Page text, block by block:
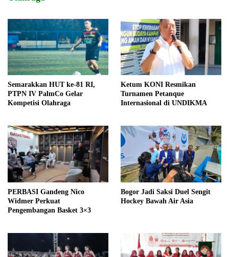
Semarakkan HUT ke-81 RI,
PTPN IV PalmCo Gelar
Kompetisi Olahraga
Ketum KONI Resmikan
Turnamen Petanque
Internasional di UNDIKMA
PERBASI Gandeng Nico
Widmer Perkuat
Pengembangan Basket 3×3
Bogor Jadi Saksi Duel Sengit
Hockey Bawah Air Asia